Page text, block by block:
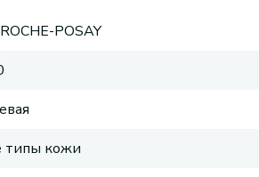
POSAY
типы кожи